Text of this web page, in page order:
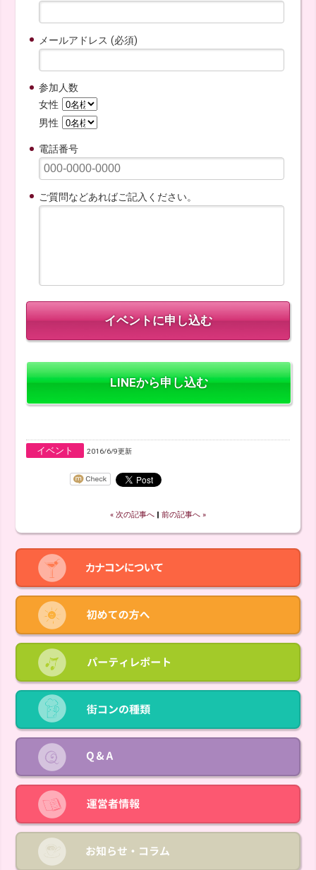
メールアドレス (必須)
参加人数
女性
男性
電話番号
ご質問などあればご記入ください。
LINEから申し込む
イベント 2016/6/9更新
« 次の記事へ ‖ 前の記事へ »